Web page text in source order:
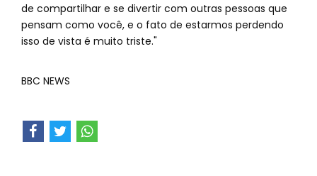
de compartilhar e se divertir com outras pessoas que
pensam como você, e o fato de estarmos perdendo
isso de vista é muito triste."
BBC NEWS